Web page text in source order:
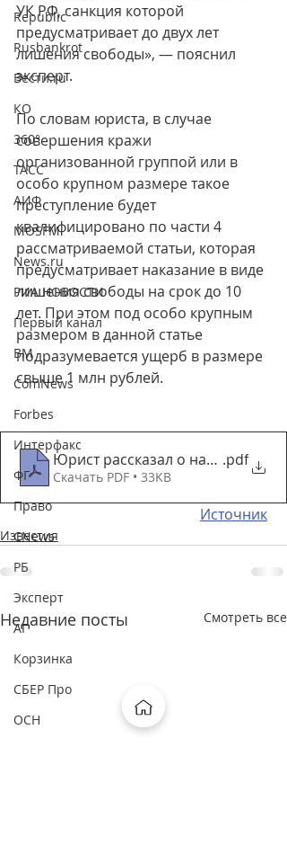
Republic
Rusbankrot
Вести.ru
КО
360°
ТАСС
АИФ
MOSFM
News.ru
РИА НОВОСТИ
Первый канал
ВМ
ComNews
Forbes
Интерфакс
ФГ
Право
CNews
РБ
Эксперт
АГ
Корзинка
СБЕР Про
ОСН
УК РФ, санкция которой
предусматривает до двух лет
лишения свободы», — пояснил
эксперт.
По словам юриста, в случае
совершения кражи
организованной группой или в
особо крупном размере такое
преступление будет
квалифицировано по части 4
рассматриваемой статьи, которая
предусматривает наказание в виде
лишения свободы на срок до 10
лет. При этом под особо крупным
размером в данной статье
подразумевается ущерб в размере
свыше 1 млн рублей.
Юрист рассказал о наказании
.pdf
Скачать PDF • 33KB
Источник
Известия
Недавние посты Смотреть все